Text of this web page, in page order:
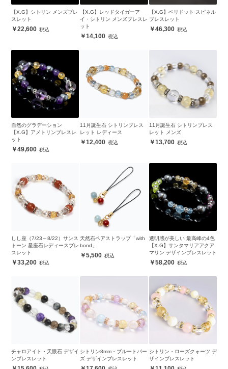
【X.G】シトリン メンズブレ
スレット
22,600
【X.G】レッドタイガーア
イ・シトリン メンズブレスレ
ット
14,100
【X.G】ペリドット スピネル
ブレスレット
46,300
自然のグラデーション
【X.G】アメトリンブレスレ
ット
49,600
11月誕生石 シトリンブレス
レット レディース
12,400
11月誕生石 シトリンブレス
レット メンズ
13,700
しし座（7/23～8/22）サンス
トーン 星座石レディースブレ
スレット
33,200
天然石ペアストラップ「with
bond」
5,500
透明感が美しい 最高峰の4色
【X.G】サンタマリアアクア
マリン デザインブレスレット
58,200
チャロアイト・天眼石 デザイ
ンブレスレット
シトリン8mm・ブルートパー
ズ デザインブレスレット
シトリン・ローズクォーツ デ
ザインブレスレット